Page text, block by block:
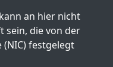
an hier nicht
sein, die von der
(NIC) festgelegt